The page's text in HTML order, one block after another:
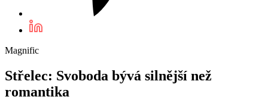
Magnific
Střelec: Svoboda bývá silnější než
romantika